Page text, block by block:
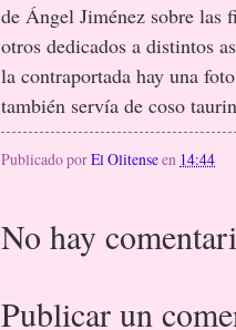
de Ángel Jiménez sobre las
otros dedicados a distintos
la contraportada hay una
también servía de coso
Publicado porEl Olitenseen 14:44
No hay
Publicar un